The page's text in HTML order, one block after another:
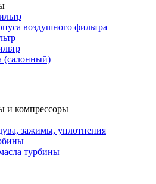
воздушного фильтра
(салонный)
и компрессоры
зажимы, уплотнения
турбины